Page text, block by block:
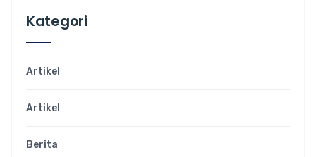
Kategori
Artikel
Artikel
Berita